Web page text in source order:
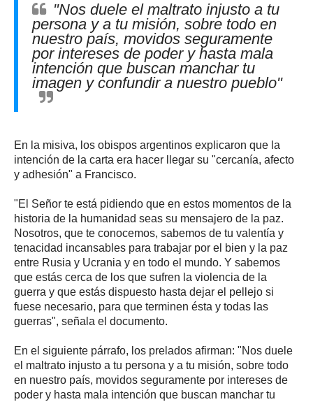
"Nos duele el maltrato injusto a tu
persona y a tu misión, sobre todo en
nuestro país, movidos seguramente
por intereses de poder y hasta mala
intención que buscan manchar tu
imagen y confundir a nuestro pueblo"
En la misiva, los obispos argentinos explicaron que la
intención de la carta era hacer llegar su "cercanía, afecto
y adhesión" a Francisco.
"El Señor te está pidiendo que en estos momentos de la
historia de la humanidad seas su mensajero de la paz.
Nosotros, que te conocemos, sabemos de tu valentía y
tenacidad incansables para trabajar por el bien y la paz
entre Rusia y Ucrania y en todo el mundo. Y sabemos
que estás cerca de los que sufren la violencia de la
guerra y que estás dispuesto hasta dejar el pellejo si
fuese necesario, para que terminen ésta y todas las
guerras", señala el documento.
En el siguiente párrafo, los prelados afirman: "Nos duele
el maltrato injusto a tu persona y a tu misión, sobre todo
en nuestro país, movidos seguramente por intereses de
poder y hasta mala intención que buscan manchar tu